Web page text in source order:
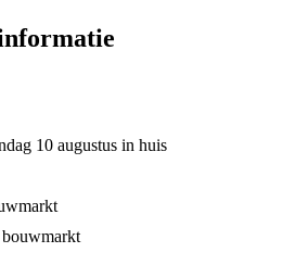
10 augustus in huis